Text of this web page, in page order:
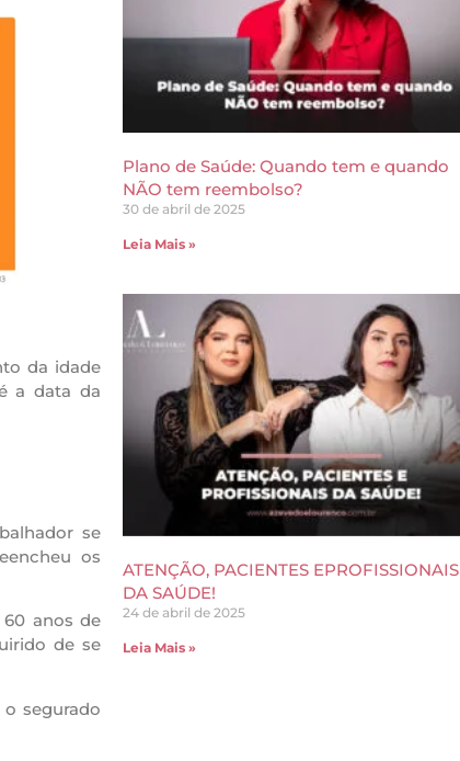
da idade
a data da
se
os
anos de
de se
segurado
Plano de Saúde: Quando tem e quando
NÃO tem reembolso?
30 de abril de 2025
Leia Mais »
ATENÇÃO, PACIENTES EPROFISSIONAIS
DA SAÚDE!
24 de abril de 2025
Leia Mais »